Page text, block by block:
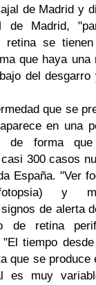
de Madrid y
de Madrid,
retina se
que haya una
del
que se
en una
de forma
300 casos
España. "Ver
y
de alerta
de retina
tiempo
que se produce
es muy